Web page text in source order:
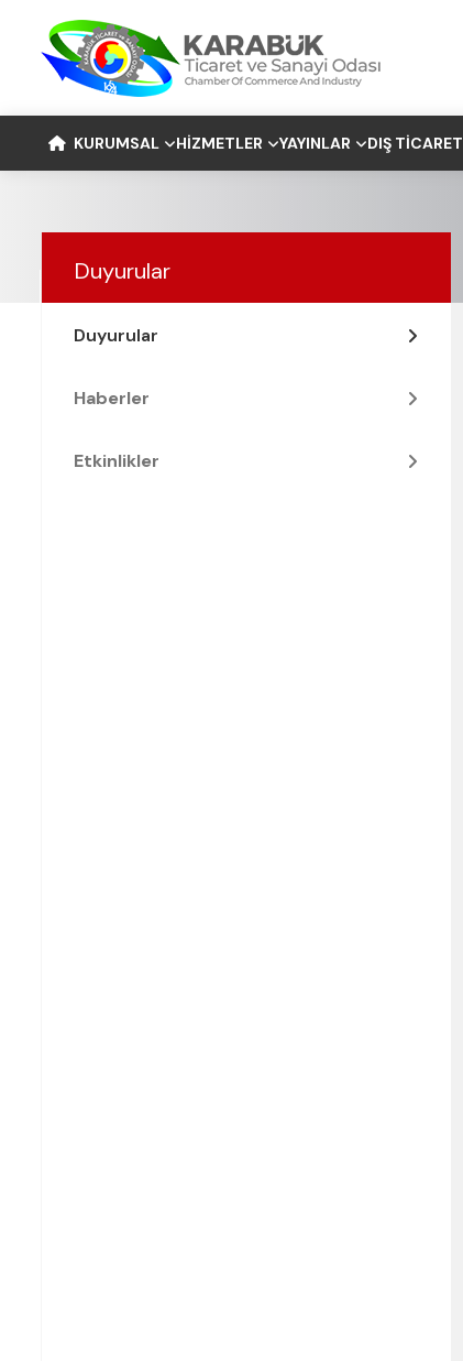
KURUMSAL HIZMETLER YAYINLAR DIŞ TICARET
Duyurular
Duyurular
Haberler
Etkinlikler